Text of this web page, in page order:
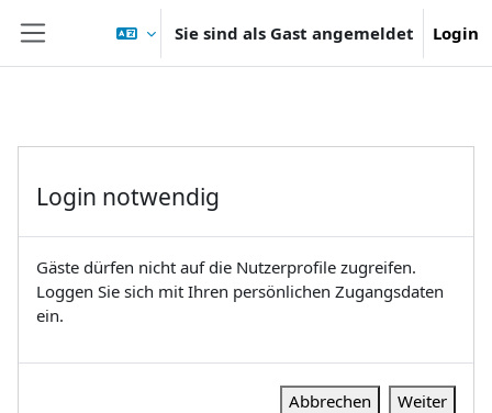
Website-Übersicht
Sie sind als Gast angemeldet Login
Login notwendig
Gäste dürfen nicht auf die Nutzerprofile zugreifen.
Loggen Sie sich mit Ihren persönlichen Zugangsdaten
ein.
Abbrechen Weiter